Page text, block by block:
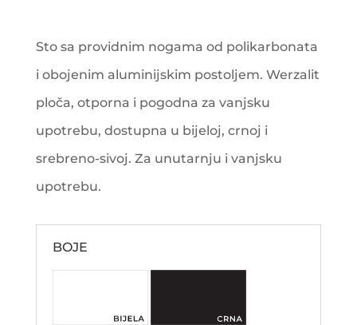
Sto sa providnim nogama od polikarbonata
i obojenim aluminijskim postoljem. Werzalit
ploča, otporna i pogodna za vanjsku
upotrebu, dostupna u bijeloj, crnoj i
srebreno-sivoj. Za unutarnju i vanjsku
upotrebu.
BOJE